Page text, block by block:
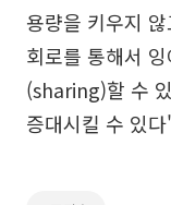
용량을 키우지
회로를 통해서
(sharing)할 수
증대시킬 수 있